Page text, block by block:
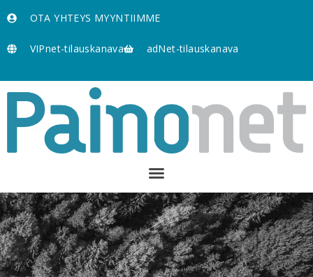
OTA YHTEYS MYYNTIIMME
VIPnet-tilauskanava adNet-tilauskanava